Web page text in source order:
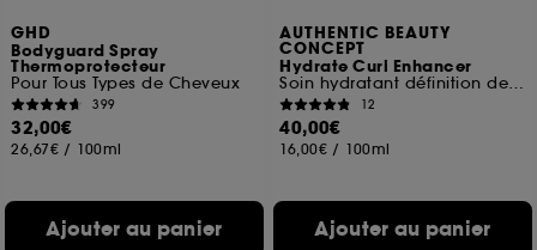
GHD
Bodyguard Spray
Thermoprotecteur
Pour Tous Types de Cheveux
399
32,00€
26,67€ / 100ml
Ajouter au panier
AUTHENTIC BEAUTY
CONCEPT
Hydrate Curl Enhancer
Soin hydratant définition des boucles sans effet carton
12
40,00€
16,00€ / 100ml
Ajouter au panier